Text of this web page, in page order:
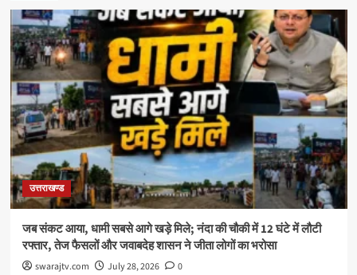
उत्तराखण्ड
जब संकट आया, धामी सबसे आगे खड़े मिले; नंदा की चौकी में 12 घंटे में लौटी
रफ्तार, तेज फैसलों और जवाबदेह शासन ने जीता लोगों का भरोसा
swarajtv.com July 28, 2026 0